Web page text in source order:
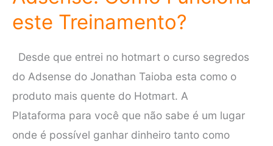
este Treinamento?
Desde que entrei no hotmart o curso segredos
do Adsense do Jonathan Taioba esta como o
produto mais quente do Hotmart. A
Plataforma para você que não sabe é um lugar
onde é possível ganhar dinheiro tanto como